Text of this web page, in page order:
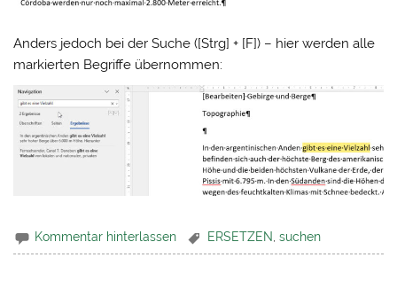
Anders jedoch bei der Suche ([Strg] + [F]) – hier werden alle
markierten Begriffe übernommen:
Kommentar hinterlassen ERSETZEN ,suchen